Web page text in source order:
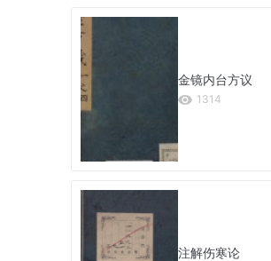
金镜内台方议
1314
注解伤寒论